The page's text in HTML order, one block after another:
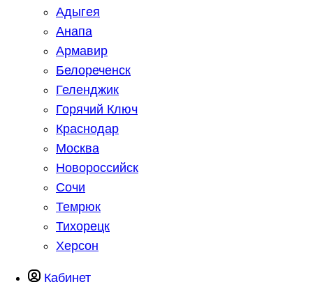
Адыгея
Анапа
Армавир
Белореченск
Геленджик
Горячий Ключ
Краснодар
Москва
Новороссийск
Сочи
Темрюк
Тихорецк
Херсон
Кабинет